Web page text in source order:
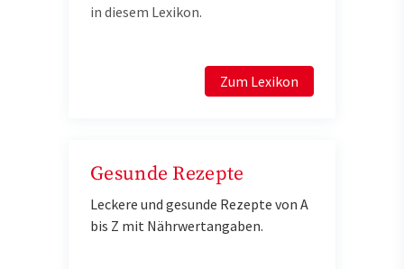
in diesem Lexikon.
Zum Lexikon
Gesunde Rezepte
Leckere und gesunde Rezepte von A
bis Z mit Nährwertangaben.